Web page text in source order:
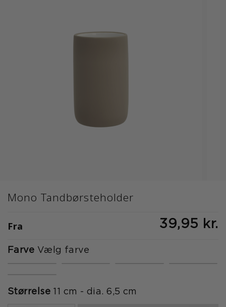
Mono Tandbørsteholder
Fra 39,95 kr.
Farve Vælg farve
Størrelse 11 cm - dia. 6,5 cm